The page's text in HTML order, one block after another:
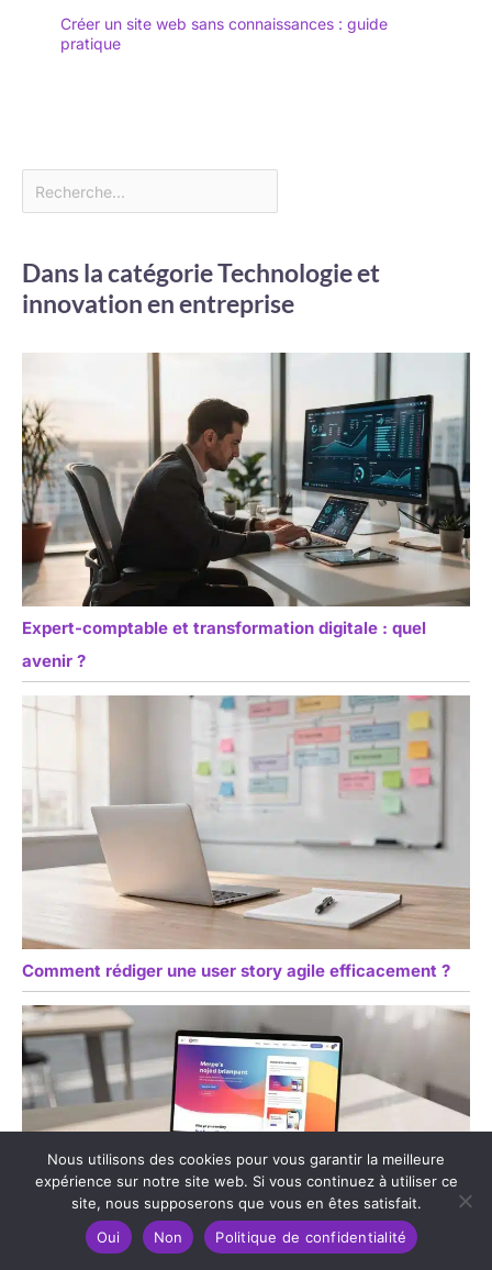
Créer un site web sans connaissances : guide
pratique
Dans la catégorie Technologie et
innovation en entreprise
Expert-comptable et transformation digitale : quel
avenir ?
Comment rédiger une user story agile efficacement ?
Nous utilisons des cookies pour vous garantir la meilleure
expérience sur notre site web. Si vous continuez à utiliser ce
site, nous supposerons que vous en êtes satisfait.
Oui
Non Politique de confidentialité